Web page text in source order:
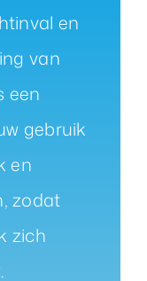
en
van
een
gebruik
en
zodat
zich